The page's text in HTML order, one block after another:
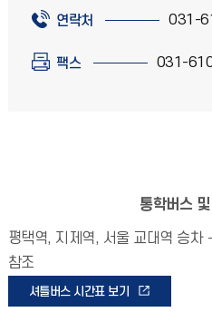
연락처 031-
팩스 031-
통학버스
평택역, 지제역, 서울 교대역 승차
참조
셔틀버스 시간표 보기